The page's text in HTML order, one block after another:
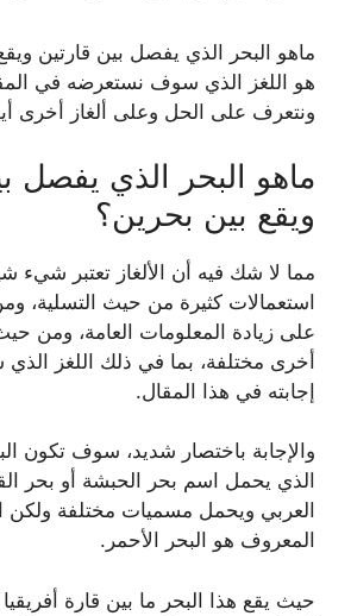
ماهو البحر الذي يفصل بين قارتين
هو اللغز الذي سوف نستعرضه في
ونتعرف على الحل وعلى ألغاز أخرى
ماهو البحر الذي يفصل
ويقع بين بحرين؟
مما لا شك فيه أن الألغاز تعتبر شيء
استعمالات كثيرة من حيث التسلية،
على زيادة المعلومات العامة، ومن
أخرى مختلفة، بما في ذلك اللغز
إجابته في هذا المقال.
والإجابة باختصار شديد، سوف تكون
الذي يحمل اسم بحر الحبشة أو بحر
العربي ويحمل مسميات مختلفة
المعروف هو البحر الأحمر.
حيث يقع هذا البحر ما بين قارة